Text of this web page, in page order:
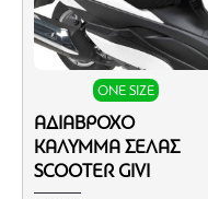
ONE SIZE
ΑΔΙΆΒΡΟΧΟ
ΚΆΛΥΜΜΑ ΣΈΛΑΣ
SCOOTER GIVI